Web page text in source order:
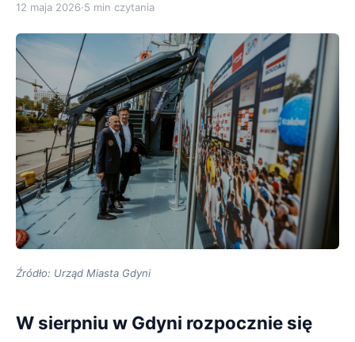
12 maja 2026·5 min czytania
Źródło: Urząd Miasta Gdyni
W sierpniu w Gdyni rozpocznie się